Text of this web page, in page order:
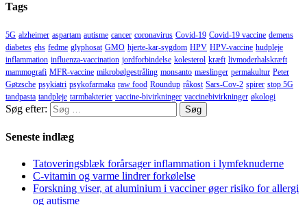
Tags
5G alzheimer aspartam autisme cancer coronavirus Covid-19 Covid-19 vaccine demens
diabetes ehs fedme glyphosat GMO hjerte-kar-sygdom HPV HPV-vaccine hudpleje
inflammation influenza-vaccination jordforbindelse kolesterol kræft livmoderhalskræft
mammografi MFR-vaccine mikrobølgestråling monsanto mæslinger permakultur Peter
Gøtzsche psykiatri psykofarmaka raw food Roundup råkost Sars-Cov-2 spirer stop 5G
tandpasta tandpleje tarmbakterier vaccine-bivirkninger vaccinebivirkninger økologi
Søg efter:
Seneste indlæg
Tatoveringsblæk forårsager inflammation i lymfeknuderne
C-vitamin og varme lindrer forkølelse
Forskning viser, at aluminium i vacciner øger risiko for allergi
og autisme